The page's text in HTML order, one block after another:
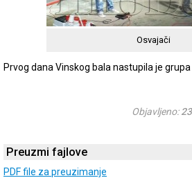
Osvajači
Prvog dana Vinskog bala nastupila je grupa
Objavljeno:
Preuzmi fajlove
PDF file za preuzimanje